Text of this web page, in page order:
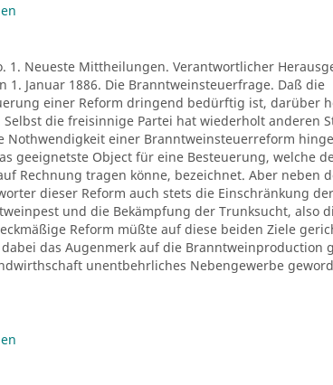
1. Neueste Mittheilungen. Verantwortlicher
1. Januar 1886. Die Branntweinsteuerfrage. Daß die
einer Reform dringend bedürftig ist, darüber
Selbst die freisinnige Partei hat wiederholt anderen
Nothwendigkeit einer Branntweinsteuerreform
geeignetste Object für eine Besteuerung, welche
Rechnung tragen könne, bezeichnet. Aber neben
dieser Reform auch stets die Einschränkung
und die Bekämpfung der Trunksucht, also
Reform müßte auf diese beiden Ziele
das Augenmerk auf die Branntweinproduction
unentbehrliches Nebengewerbe